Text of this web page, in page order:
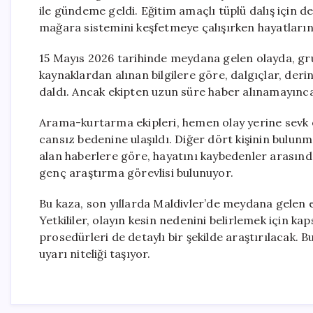
ile gündeme geldi. Eğitim amaçlı tüplü dalış için
mağara sistemini keşfetmeye çalışırken
15 Mayıs 2026 tarihinde meydana gelen olayda,
kaynaklardan alınan bilgilere göre, dalgıçlar,
daldı. Ancak ekipten uzun süre haber
Arama-kurtarma ekipleri, hemen olay yerine sevk
cansız bedenine ulaşıldı. Diğer dört kişinin
alan haberlere göre, hayatını kaybedenler
genç araştırma görevlisi bulunuyor.
Bu kaza, son yıllarda Maldivler’de meydana
Yetkililer, olayın kesin nedenini belirlemek için
prosedürleri de detaylı bir şekilde araştırılacak.
uyarı niteliği taşıyor.